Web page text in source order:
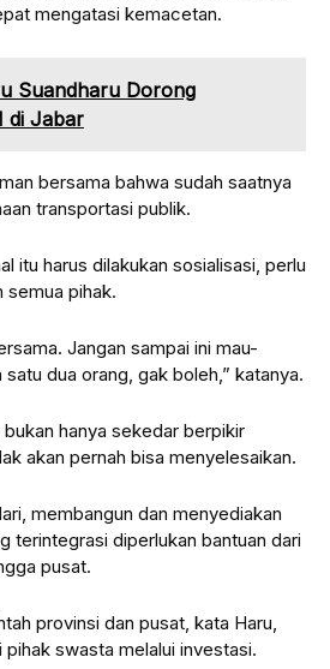
mengatasi kemacetan.
Suandharu Dorong
di Jabar
bersama bahwa sudah saatnya
transportasi publik.
itu harus dilakukan sosialisasi, perlu
semua pihak.
Jangan sampai ini mau-
satu dua orang, gak boleh,” katanya.
hanya sekedar berpikir
akan pernah bisa menyelesaikan.
membangun dan menyediakan
terintegrasi diperlukan bantuan dari
pusat.
provinsi dan pusat, kata Haru,
swasta melalui investasi.